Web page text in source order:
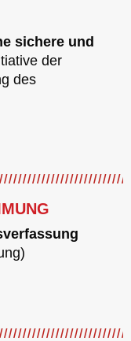
sichere und
der
des